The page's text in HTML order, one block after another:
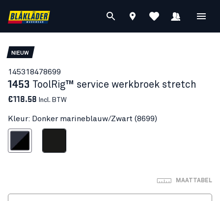
NIEUW
145318478699
1453 ToolRig™ service werkbroek stretch
€118.58 Incl. BTW
Kleur: Donker marineblauw/Zwart (8699)
Zwart
MAATTABEL